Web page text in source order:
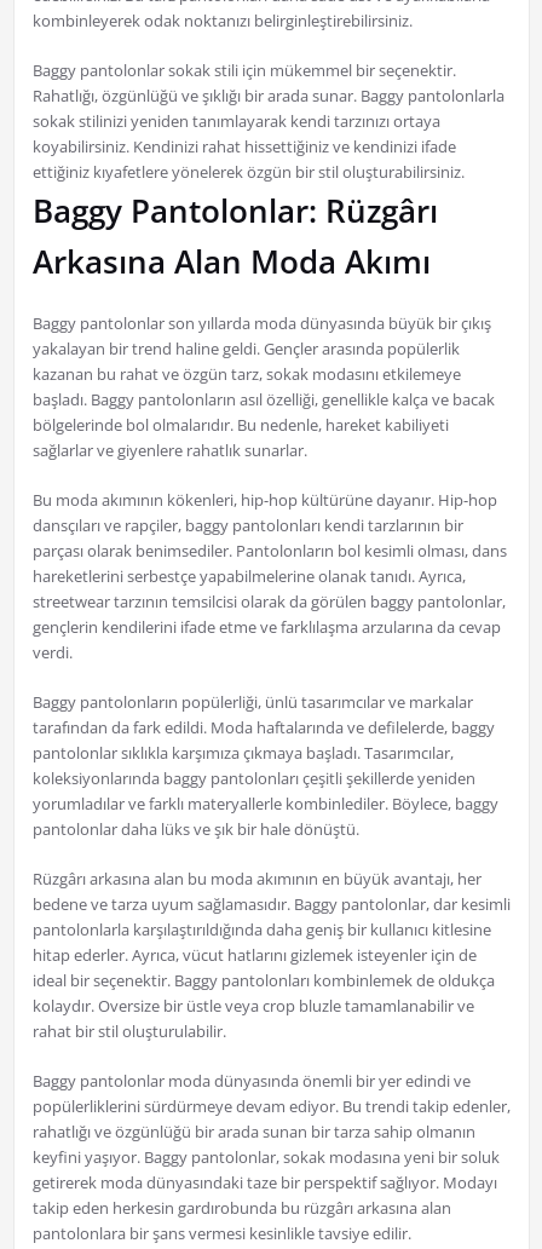
kombinleyerek odak noktanızı belirginleştirebilirsiniz.
Baggy pantolonlar sokak stili için mükemmel bir seçenektir.
Rahatlığı, özgünlüğü ve şıklığı bir arada sunar. Baggy pantolonlarla
sokak stilinizi yeniden tanımlayarak kendi tarzınızı ortaya
koyabilirsiniz. Kendinizi rahat hissettiğiniz ve kendinizi ifade
ettiğiniz kıyafetlere yönelerek özgün bir stil oluşturabilirsiniz.
Baggy Pantolonlar: Rüzgârı
Arkasına Alan Moda Akımı
Baggy pantolonlar son yıllarda moda dünyasında büyük bir çıkış
yakalayan bir trend haline geldi. Gençler arasında popülerlik
kazanan bu rahat ve özgün tarz, sokak modasını etkilemeye
başladı. Baggy pantolonların asıl özelliği, genellikle kalça ve bacak
bölgelerinde bol olmalarıdır. Bu nedenle, hareket kabiliyeti
sağlarlar ve giyenlere rahatlık sunarlar.
Bu moda akımının kökenleri, hip-hop kültürüne dayanır. Hip-hop
dansçıları ve rapçiler, baggy pantolonları kendi tarzlarının bir
parçası olarak benimsediler. Pantolonların bol kesimli olması, dans
hareketlerini serbestçe yapabilmelerine olanak tanıdı. Ayrıca,
streetwear tarzının temsilcisi olarak da görülen baggy pantolonlar,
gençlerin kendilerini ifade etme ve farklılaşma arzularına da cevap
verdi.
Baggy pantolonların popülerliği, ünlü tasarımcılar ve markalar
tarafından da fark edildi. Moda haftalarında ve defilelerde, baggy
pantolonlar sıklıkla karşımıza çıkmaya başladı. Tasarımcılar,
koleksiyonlarında baggy pantolonları çeşitli şekillerde yeniden
yorumladılar ve farklı materyallerle kombinlediler. Böylece, baggy
pantolonlar daha lüks ve şık bir hale dönüştü.
Rüzgârı arkasına alan bu moda akımının en büyük avantajı, her
bedene ve tarza uyum sağlamasıdır. Baggy pantolonlar, dar kesimli
pantolonlarla karşılaştırıldığında daha geniş bir kullanıcı kitlesine
hitap ederler. Ayrıca, vücut hatlarını gizlemek isteyenler için de
ideal bir seçenektir. Baggy pantolonları kombinlemek de oldukça
kolaydır. Oversize bir üstle veya crop bluzle tamamlanabilir ve
rahat bir stil oluşturulabilir.
Baggy pantolonlar moda dünyasında önemli bir yer edindi ve
popülerliklerini sürdürmeye devam ediyor. Bu trendi takip edenler,
rahatlığı ve özgünlüğü bir arada sunan bir tarza sahip olmanın
keyfini yaşıyor. Baggy pantolonlar, sokak modasına yeni bir soluk
getirerek moda dünyasındaki taze bir perspektif sağlıyor. Modayı
takip eden herkesin gardırobunda bu rüzgârı arkasına alan
pantolonlara bir şans vermesi kesinlikle tavsiye edilir.